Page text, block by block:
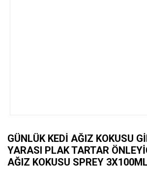
GÜNLÜK KEDI AĞIZ KOKUSU
YARASI PLAK TARTAR
AĞIZ KOKUSU SPREY 3X100ML